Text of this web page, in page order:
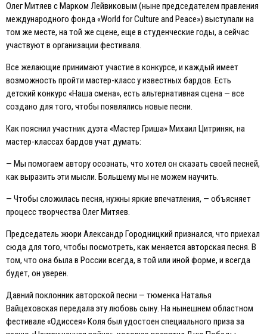
Олег Митяев c Марком Лейвиковым (ныне председателем правления
международного фонда «World for Culture and Peace») выступали на
том же месте, на той же сцене, еще в студенческие годы, а сейчас
участвуют в организации фестиваля.
Все желающие принимают участие в конкурсе, и каждый имеет
возможность пройти мастер-класс у известных бардов. Есть
детский конкурс «Наша смена», есть альтернативная сцена — все
создано для того, чтобы появлялись новые песни.
Как пояснил участник дуэта «Мастер Гриша» Михаил Цитриняк, на
мастер-классах бардов учат думать:
— Мы помогаем автору осознать, что хотел он сказать своей песней,
как выразить эти мысли. Большему мы не можем научить.
— Чтобы сложилась песня, нужны яркие впечатления, — объясняет
процесс творчества Олег Митяев.
Председатель жюри Александр Городницкий признался, что приехал
сюда для того, чтобы посмотреть, как меняется авторская песня. В
том, что она была в России всегда, в той или иной форме, и всегда
будет, он уверен.
Давний поклонник авторской песни — тюменка Наталья
Вайцеховская передала эту любовь сыну. На нынешнем областном
фестивале «Одиссея» Коля был удостоен специального приза за